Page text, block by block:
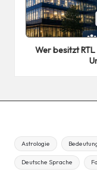
Posted
in
Wer besitzt
Astrologie
Deutsche Sprache